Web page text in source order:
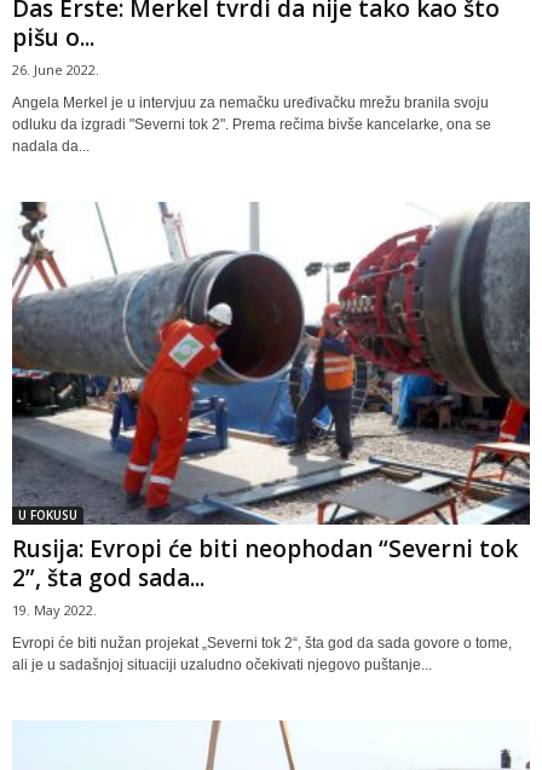
Das Erste: Merkel tvrdi da nije tako kao što
pišu o...
26. June 2022.
Angela Merkel je u intervjuu za nemačku uređivačku mrežu branila svoju
odluku da izgradi "Severni tok 2". Prema rečima bivše kancelarke, ona se
nadala da...
U FOKUSU
Rusija: Evropi će biti neophodan “Severni tok
2”, šta god sada...
19. May 2022.
Evropi će biti nužan projekat „Severni tok 2“, šta god da sada govore o tome,
ali je u sadašnjoj situaciji uzaludno očekivati njegovo puštanje...